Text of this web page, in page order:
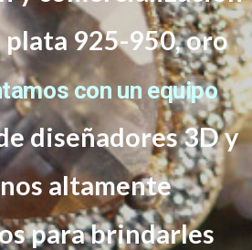
plata 925-950, oro
con un equipo
diseñadores 3D y
altamente
para brindarles